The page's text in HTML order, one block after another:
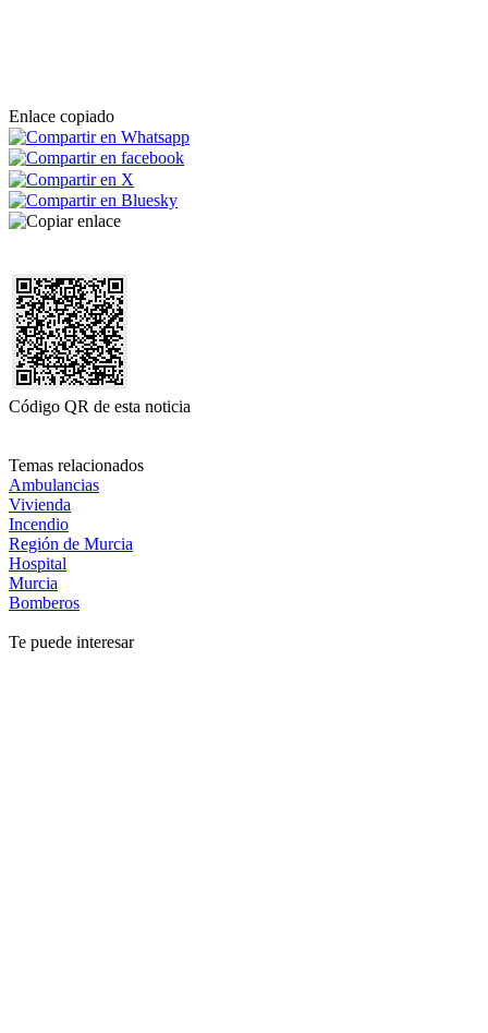
Enlace copiado
Código QR de esta noticia
Temas relacionados
Ambulancias
Vivienda
Incendio
Región de Murcia
Hospital
Murcia
Bomberos
Te puede interesar